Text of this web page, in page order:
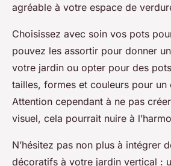
agréable à votre espace de
Choisissez avec soin vos pots
pouvez les assortir pour donner
votre jardin ou opter pour des
tailles, formes et couleurs pour un
Attention cependant à ne pas
visuel, cela pourrait nuire à
N’hésitez pas non plus à intégrer
décoratifs à votre jardin vertical :